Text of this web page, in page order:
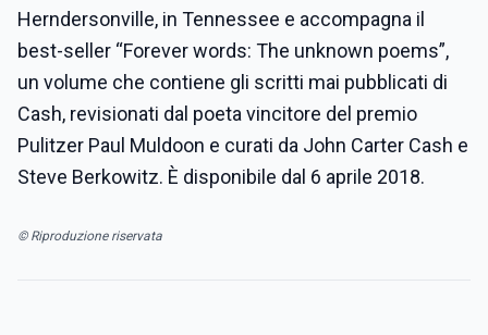
Herndersonville, in Tennessee e accompagna il
best-seller “Forever words: The unknown poems”,
un volume che contiene gli scritti mai pubblicati di
Cash, revisionati dal poeta vincitore del premio
Pulitzer Paul Muldoon e curati da John Carter Cash e
Steve Berkowitz. È disponibile dal 6 aprile 2018.
© Riproduzione riservata